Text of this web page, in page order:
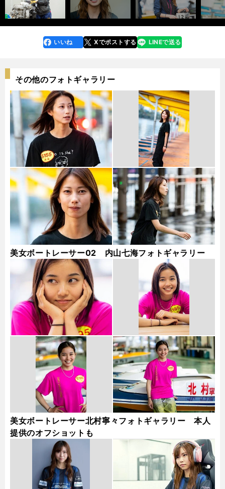
faceboo
k
いいね Xでポストする
line LINEで送る
その他のフォトギャラリー
美女ボートレーサー02 内山七海フォトギャラリー
美女ボートレーサー北村寧々フォトギャラリー 本人
提供のオフショットも